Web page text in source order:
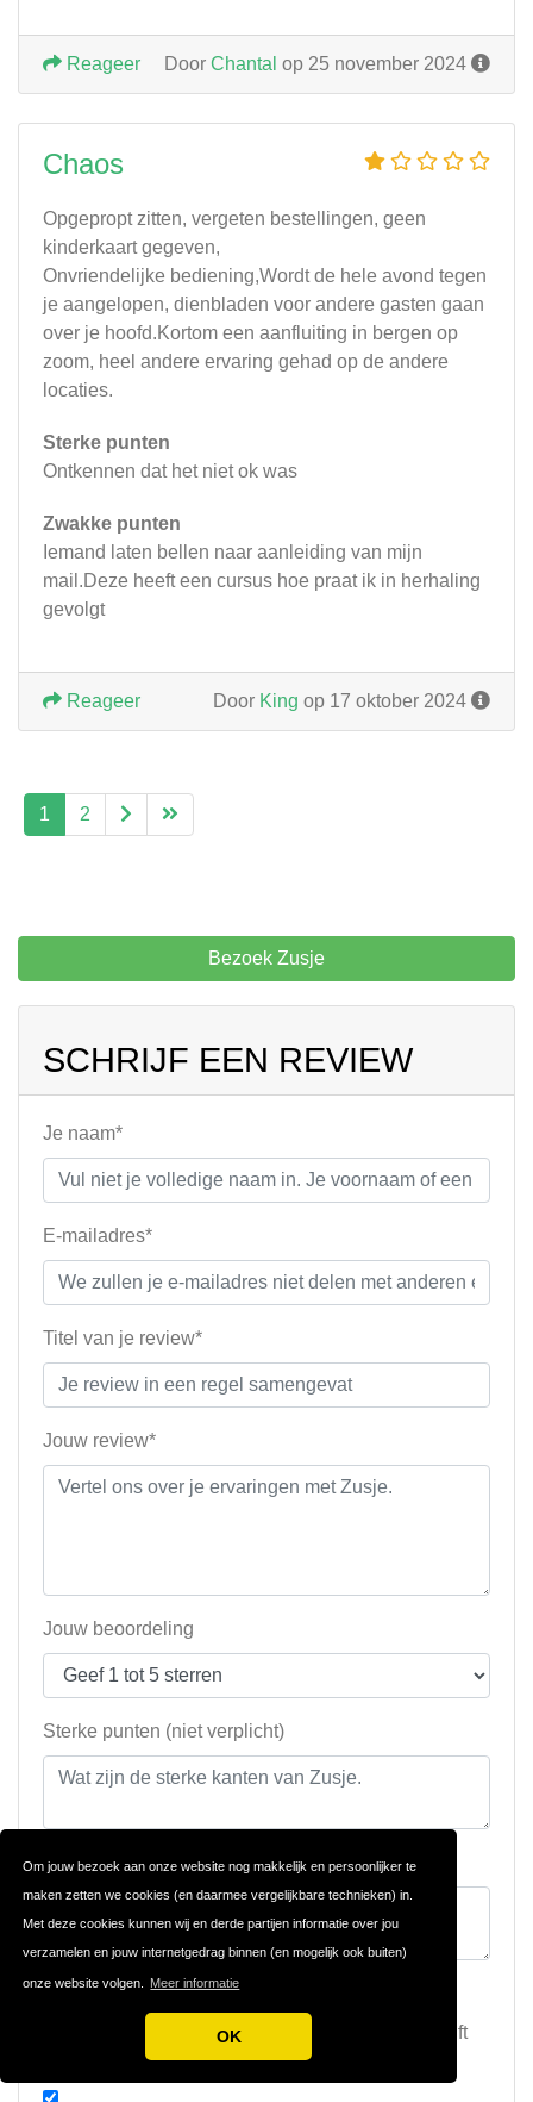
Om jouw bezoek aan onze website nog makkelijk en persoonlijker te
maken zetten we cookies (en daarmee vergelijkbare technieken) in.
Met deze cookies kunnen wij en derde partijen informatie over jou
verzamelen en jouw internetgedrag binnen (en mogelijk ook buiten)
onze website volgen. Meer informatie
OK
Door Chantal op 25 november 2024
Reageer
Chaos
Opgepropt zitten, vergeten bestellingen, geen
kinderkaart gegeven,
Onvriendelijke bediening,Wordt de hele avond tegen
je aangelopen, dienbladen voor andere gasten gaan
over je hoofd.Kortom een aanfluiting in bergen op
zoom, heel andere ervaring gehad op de andere
locaties.
Sterke punten
Ontkennen dat het niet ok was
Zwakke punten
Iemand laten bellen naar aanleiding van mijn
mail.Deze heeft een cursus hoe praat ik in herhaling
gevolgt
Door King op 17 oktober 2024
Reageer
1 2
Bezoek Zusje
SCHRIJF EEN REVIEW
Je naam*
E-mailadres*
Titel van je review*
Jouw review*
Jouw beoordeling
Sterke punten (niet verplicht)
Zwakke punten (niet verplicht)
Stuur me een e-mail als iemand een review schrijft